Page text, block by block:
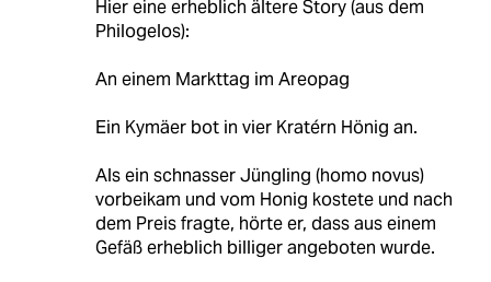
Hier eine erheblich ältere Story (aus dem
Philogelos):
An einem Markttag im Areopag
Ein Kymäer bot in vier Kratérn Hönig an.
Als ein schnasser Jüngling (homo novus)
vorbeikam und vom Honig kostete und nach
dem Preis fragte, hörte er, dass aus einem
Gefäß erheblich billiger angeboten wurde.